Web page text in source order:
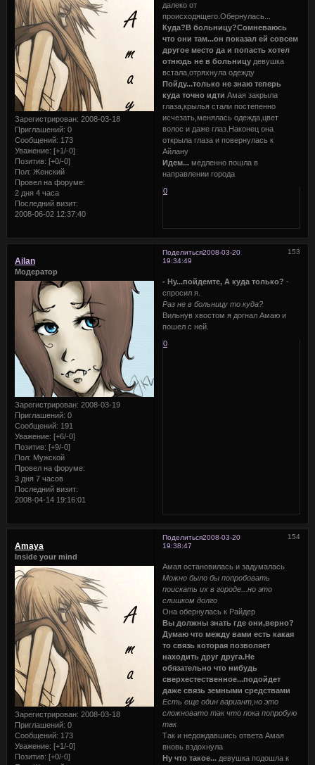
Зарегистрирован: 2008-03-18
Приглашений: 0
Сообщений: 173
Уважение: [+1/-0]
Позитив: [+0/-0]
Пол: Женский
Провел на форуме:
2 дня 4 часа
Последний визит:
2008-06-02 12:37:40
далеко от
происходящего.Обернулась...
Куда?В больницу?Сомневаюсь
что они там...он показал ей совсем
другое место да и попасть хотел
отнюдь не в больницудевушка
встала,отряхнула одежду
Пойду...только не знаю теперь
куда точно идти Амая закрыла
глаза,крылья стали постепенно
исчезать,менялась одежда,цвет
волос и даже глаз.Наконец она
открыла глаза и повернулась к
Айлану
Идем...медленно пошла в
направлении города
0
Поделиться 153
2008-03-20
19:34:49
Ailan
Модератор
Зарегистрирован: 2008-03-19
Приглашений: 0
Сообщений: 191
Уважение: [+6/-0]
Позитив: [+9/-0]
Пол: Мужской
Провел на форуме:
3 дня 7 часов
Последний визит:
2008-04-14 19:16:01
- Ну...пойдемте, А куда только? -
спросил я.
Раз не в больницу то куда?
Вильнув хвостом я догнал Амаю и
пошел с ней.
0
Поделиться 154
2008-03-20
19:38:47
Amaya
Inside your mind
Зарегистрирован: 2008-03-18
Приглашений: 0
Сообщений: 173
Уважение: [+1/-0]
Позитив: [+0/-0]
Амая остановилась и задумалась
Можно было бы попробовать
поискать их в городе...но это
слишком долго
Она обернулась к Райдер
Вы должны знать где они,верно?
Думаю что между вами есть какая
то связь которая позволяет
находить друг друга.Не
обязательно что нибудь
сверхестественное...подойдет
даже связь земными средствами
Есть еще один вариант,но это
сложновато так что пока попробую
так
Так и недождавшись ответа Амая
вновь вздохнула
Ну что такое...девушка подошла к